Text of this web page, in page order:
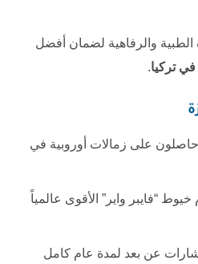
الطبية والرفاهية لضمان أفضل
تركيا.
حاصلون على زمالات أوروبية في
خيوط “فايبر واير” الأقوى عالمياً
عن بعد لمدة عام كامل